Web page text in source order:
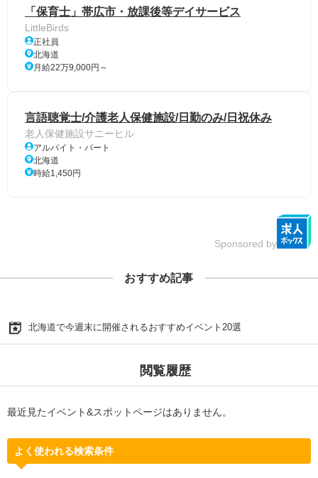
「保育士」帯広市・放課後等デイサービス
LittleBirds
正社員
北海道
月給22万9,000円～
言語聴覚士/介護老人保健施設/日勤のみ/日祝休み
老人保健施設サニーヒル
アルバイト・パート
北海道
時給1,450円
Sponsored by
おすすめ記事
北海道で今週末に開催されるおすすめイベント20選
閲覧履歴
最近見たイベント&スポットページはありません。
よく使われる検索条件